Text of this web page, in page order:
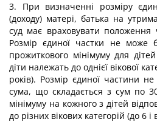
3. При визначенні розміру
(доходу) матері, батька на
суд має враховувати положення
Розмір єдиної частки не
прожиткового мінімуму для
діти належать до однієї вікової
років). Розмір єдиної частини
сума, що складається з сум по
мінімуму на кожного з дітей
до різних вікових категорій (до 6 і